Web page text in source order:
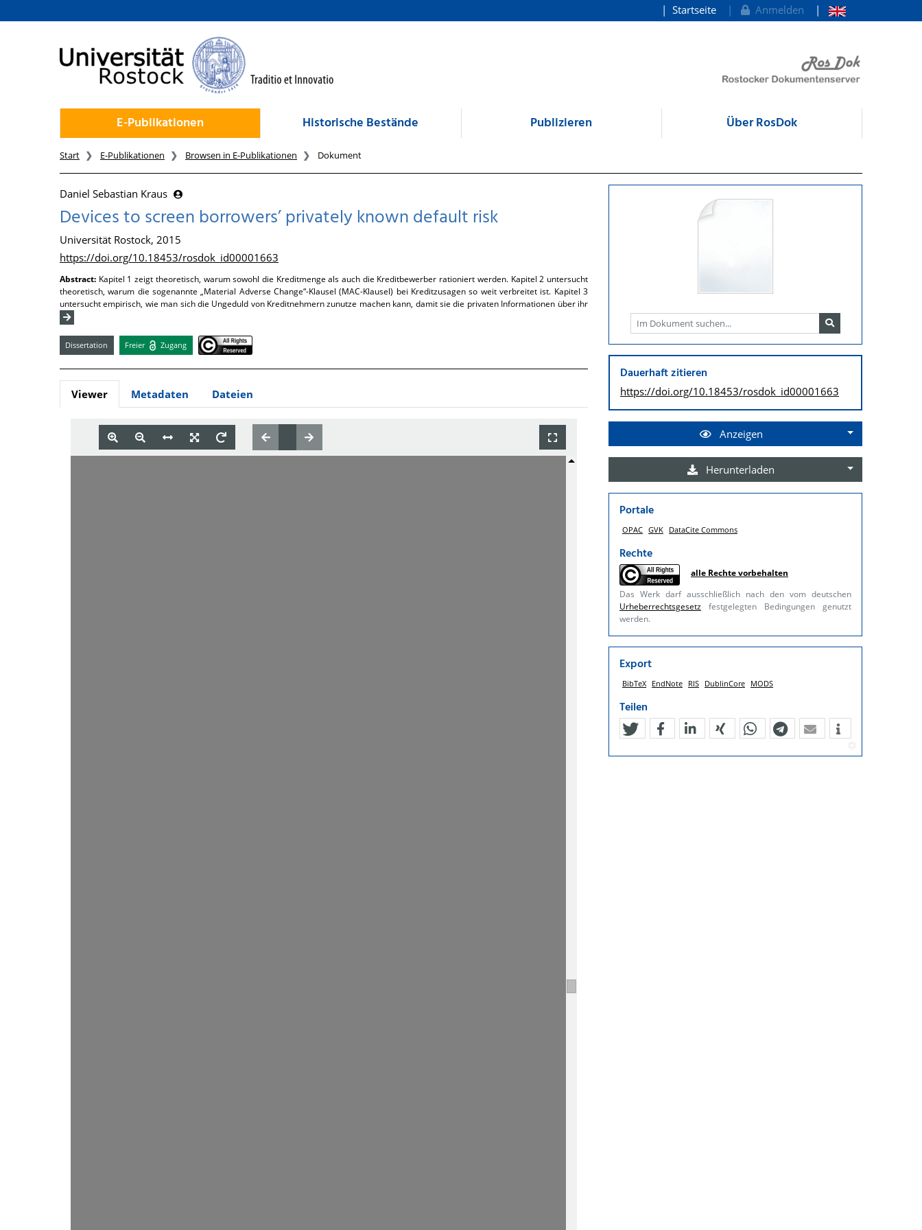
zum Inhalt
Startseite Anmelden
E-Publikationen Historische Bestände Publizieren Über RosDok
Start E-Publikationen Browsen in E-Publikationen Dokument
Daniel Sebastian Kraus
Devices to screen borrowers’ privately known default risk
Universität Rostock, 2015
https://doi.org/10.18453/rosdok_id00001663
Abstract: Kapitel 1 zeigt theoretisch, warum sowohl die Kreditmenge als auch die Kreditbewerber rationiert werden. Kapitel 2 untersucht
theoretisch, warum die sogenannte „Material Adverse Change“-Klausel (MAC-Klausel) bei Kreditzusagen so weit verbreitet ist. Kapitel 3
untersucht empirisch, wie man sich die Ungeduld von Kreditnehmern zunutze machen kann, damit sie die privaten Informationen über ihr
Dissertation Freier Zugang
Viewer Metadaten Dateien
Dauerhaft zitieren
https://doi.org/10.18453/rosdok_id00001663
Anzeigen
Herunterladen
Portale
OPAC GVK DataCite Commons
Rechte
alle Rechte vorbehalten
Das Werk darf ausschließlich nach den vom deutschen
Urheberrechtsgesetz festgelegten Bedingungen genutzt
werden.
Export
BibTeX EndNote RIS DublinCore MODS
Teilen